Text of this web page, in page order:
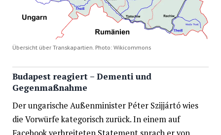
Übersicht über Transkapartien. Photo: Wikicommons
Budapest reagiert – Dementi und
Gegenmaßnahme
Der ungarische Außenminister Péter Szijjártó wies
die Vorwürfe kategorisch zurück. In einem auf